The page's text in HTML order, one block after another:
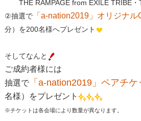
THE RAMPAGE from EXILE TRIBE・
②抽選で「a-nation2019」オリジナル
分）を200名様へプレゼント
そしてなんと
ご成約者様には
抽選で「a-nation2019」ペアチケ
名様）をプレゼント
※チケットは各会場により数量が異なります。